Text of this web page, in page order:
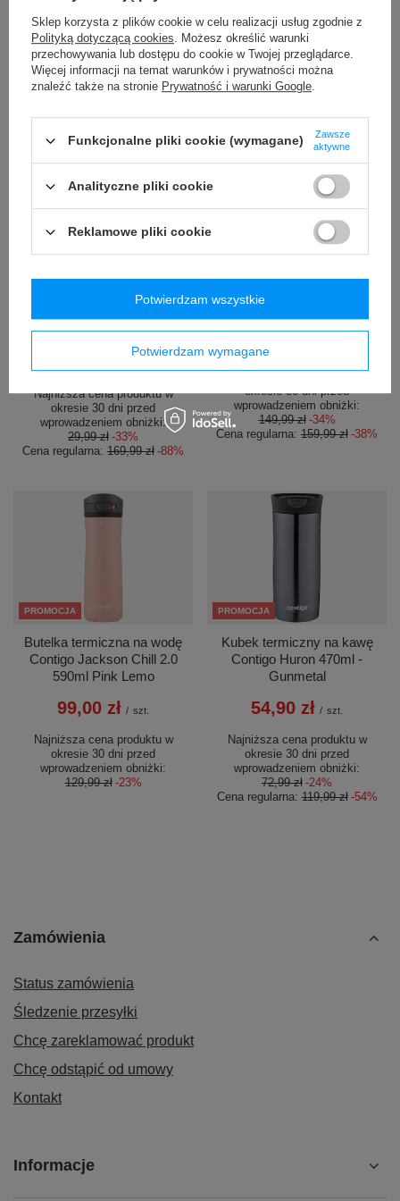
Najniższa cena produktu w
okresie 30 dni przed
wprowadzeniem obniżki:
79,99 zł -7%
Cena regularna:119,99 zł
Bokserki męskie sportowe
SAXX VOLT Boxer Brief
czerwone
Najniższa cena produktu w
okresie 30 dni przed
wprowadzeniem obniżki:
29,99 zł -33%
Cena regularna: 169,99 zł -88%
Butelka termiczna na wodę
Contigo Ashland Chill 590ml
99,00 zł
okresie 30 dni przed
wprowadzeniem obniżki:
149,99 zł -34%
Cena regularna: 159,99 zł -38%
PROMOCJA
Butelka termiczna na wodę
Contigo Jackson Chill 2.0
590ml Pink Lemo
99,00 zł / szt.
Najniższa cena produktu w
okresie 30 dni przed
wprowadzeniem obniżki:
129,99 zł -23%
PROMOCJA
Kubek termiczny na kawę
Contigo Huron 470ml -
Gunmetal
54,90 zł / szt.
Najniższa cena produktu w
okresie 30 dni przed
wprowadzeniem obniżki:
72,99 zł -24%
Cena regularna:119,99 zł -54%
Zamówienia
Status zamówienia
Śledzenie przesyłki
Chcę zareklamować produkt
Chcę odstąpić od umowy
Kontakt
Informacje
Sklep korzysta z plików cookie w celu realizacji usług zgodnie z
Polityką dotyczącą cookies. Możesz określić warunki
przechowywania lub dostępu do cookie w Twojej przeglądarce.
Więcej informacji na temat warunków i prywatności można
znaleźć także na stronie Prywatność i warunki Google.
Funkcjonalne pliki cookie (wymagane)
Zawsze
aktywne
Analityczne pliki cookie
Reklamowe pliki cookie
Potwierdzam wymagane
Potwierdzam wszystkie